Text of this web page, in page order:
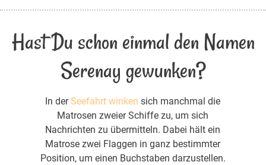
Hast Du schon einmal den Namen
Serenay gewunken?
In derSeefahrt winken sich manchmal die
Matrosen zweier Schiffe zu, um sich
Nachrichten zu übermitteln. Dabei hält ein
Matrose zwei Flaggen in ganz bestimmter
Position, um einen Buchstaben darzustellen.